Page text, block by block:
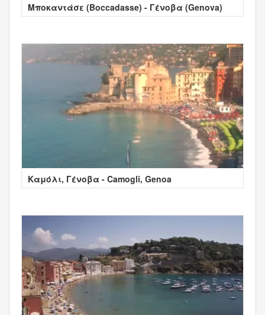
Μποκαντάσε (Boccadasse) - Γένοβα (Genova)
Καμόλι, Γένοβα - Camogli, Genoa